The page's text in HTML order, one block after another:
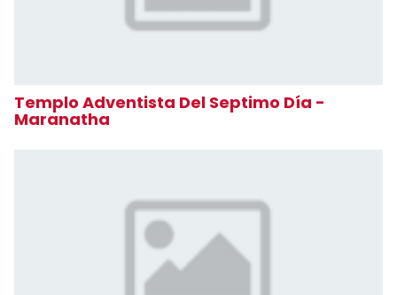
Templo Adventista Del Septimo Día -
Maranatha